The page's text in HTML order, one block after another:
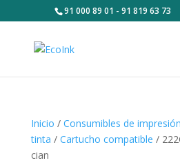
91 000 89 01 - 91 819 63 73
Inicio / Consumibles de impresión
tinta / Cartucho compatible /
cian